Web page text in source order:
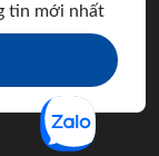
tin mới nhất